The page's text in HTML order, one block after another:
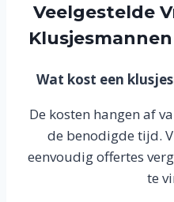
Veelgestelde
Wat kost een
De kosten hangen af
de benodigde tijd.
eenvoudig offertes
te